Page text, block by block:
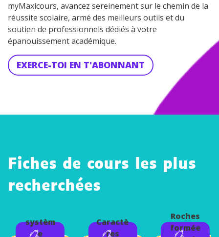
myMaxicours, avancez sereinement sur le chemin de la
réussite scolaire, armé des meilleurs outils et du
soutien de professionnels dédiés à votre
épanouissement académique.
EXERCE-TOI EN T'ABONNANT
Fiches de cours les plus
recherchées
systèm
e
Caractè
res
Roches
formée